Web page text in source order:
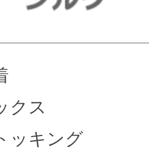
クス
ッキング